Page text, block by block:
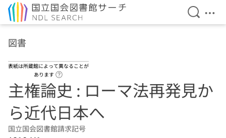
検索を
メ
図書
表紙は所蔵館によって異なることが
あります
主権論史 : ローマ法再発見か
ら近代日本へ
国立国会図書館請求記号